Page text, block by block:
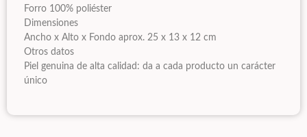
Forro 100% poliéster
Dimensiones
Ancho x Alto x Fondo aprox. 25 x 13 x 12 cm
Otros datos
Piel genuina de alta calidad: da a cada producto un carácter
único